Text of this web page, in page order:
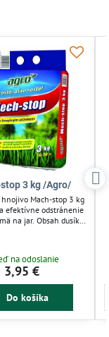
3 kg /Agro/
Mach-stop 3 kg
efektívne odstránenie
na jar. Obsah dusíka
čím sa uvoľnia
porast. Vhodné pre
typy trávnikov.
na odoslanie
3,95 €
Do košíka